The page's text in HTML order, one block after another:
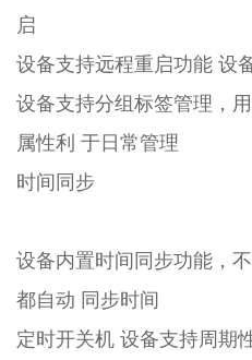
启
设备支持远程重启功能 设
设备支持分组标签管理，
属性利 于日常管理
时间同步
设备内置时间同步功能，
都自动 同步时间
定时开关机 设备支持周期